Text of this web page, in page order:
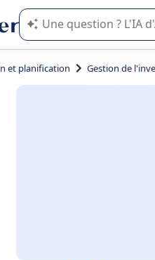
L'IA de Appvizer vous
et planification Gestion de